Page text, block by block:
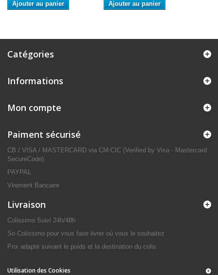
Ajouter au panier
Ajouter au panier
Catégories
Informations
Mon compte
Paiment sécurisé
CB / VISA / MASTERCARD via CM-CIC (Verified by Visa - Mastercard
SecureCode)
PAYPAL
Virement Bancaire
Livraison
Colissimo Suivi 24h/48h
So Colissimo pour vous faire livrer où vous le souhaitez
Prix adapté suivant le poids et la destination du colis
Utilisation des Cookies